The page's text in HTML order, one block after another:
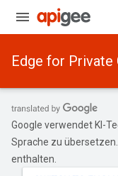
Edge for Private
Google verwendet KI-
Sprache zu
enthalten.